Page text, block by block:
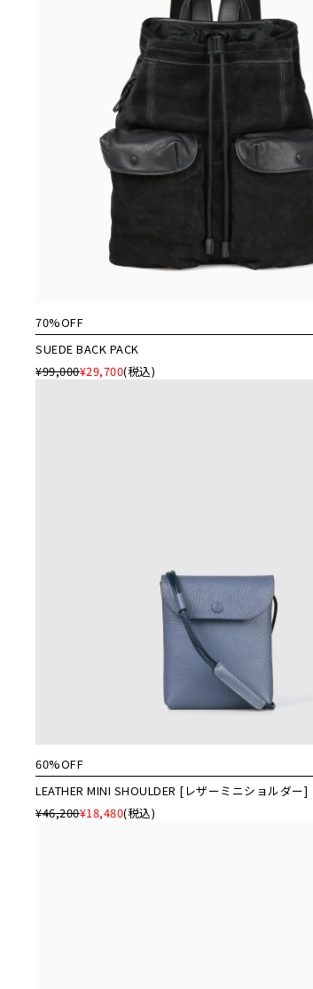
70%OFF
SUEDE BACK PACK
¥99,000¥29,700(税込)
60%OFF
LEATHER MINI SHOULDER [レザーミニショルダー]
¥46,200¥18,480(税込)